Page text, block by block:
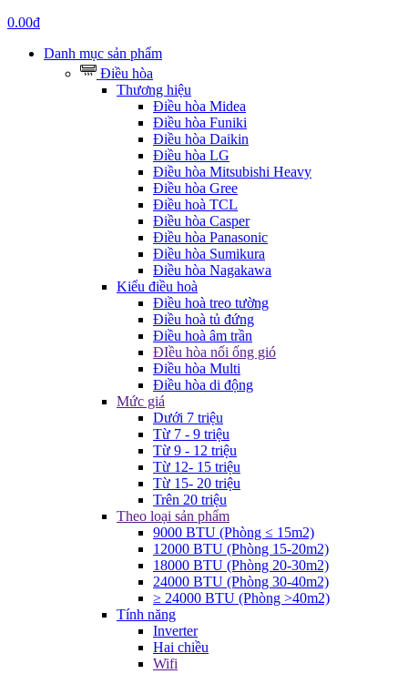
0.00đ
Danh mục sản phẩm
Điều hòa
Thương hiệu
Điều hòa Midea
Điều hòa Funiki
Điều hòa Daikin
Điều hòa LG
Điều hòa Mitsubishi Heavy
Điều hòa Gree
Điều hoà TCL
Điều hòa Casper
Điều hòa Panasonic
Điều hòa Sumikura
Điều hòa Nagakawa
Kiểu điều hoà
Điều hoà treo tường
Điều hoà tủ đứng
Điều hoà âm trần
ĐIều hòa nối ống gió
Điều hòa Multi
Điều hòa di động
Mức giá
Dưới 7 triệu
Từ 7 - 9 triệu
Từ 9 - 12 triệu
Từ 12- 15 triệu
Từ 15- 20 triệu
Trên 20 triệu
Theo loại sản phẩm
9000 BTU (Phòng ≤ 15m2)
12000 BTU (Phòng 15-20m2)
18000 BTU (Phòng 20-30m2)
24000 BTU (Phòng 30-40m2)
≥ 24000 BTU (Phòng >40m2)
Tính năng
Inverter
Hai chiều
Wifi